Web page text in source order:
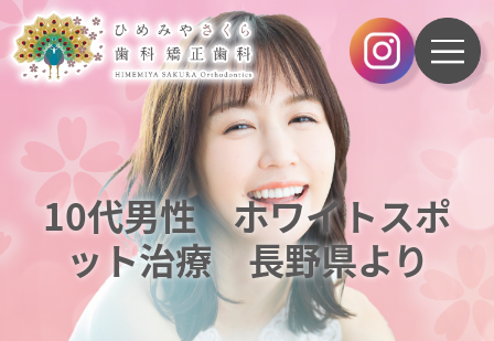
10代男性 ホワイトスポ
ット治療 長野県より